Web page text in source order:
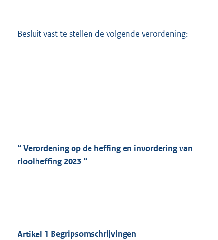
Besluit vast te stellen de volgende verordening:
“Verordening op de heffing en invordering van
rioolheffing 2023 ”
Artikel 1 Begripsomschrijvingen